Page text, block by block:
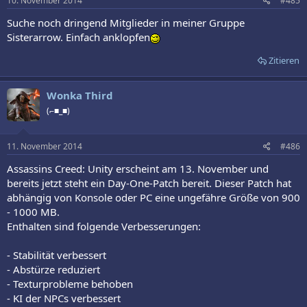
Suche noch dringend Mitglieder in meiner Gruppe
Sisterarrow. Einfach anklopfen
Zitieren
Wonka Third
(⌐■_■)
11. November 2014 #486
Assassins Creed: Unity erscheint am 13. November und
bereits jetzt steht ein Day-One-Patch bereit. Dieser Patch hat
abhängig von Konsole oder PC eine ungefähre Größe von 900
- 1000 MB.
Enthalten sind folgende Verbesserungen:
- Stabilität verbessert
- Abstürze reduziert
- Texturprobleme behoben
- KI der NPCs verbessert